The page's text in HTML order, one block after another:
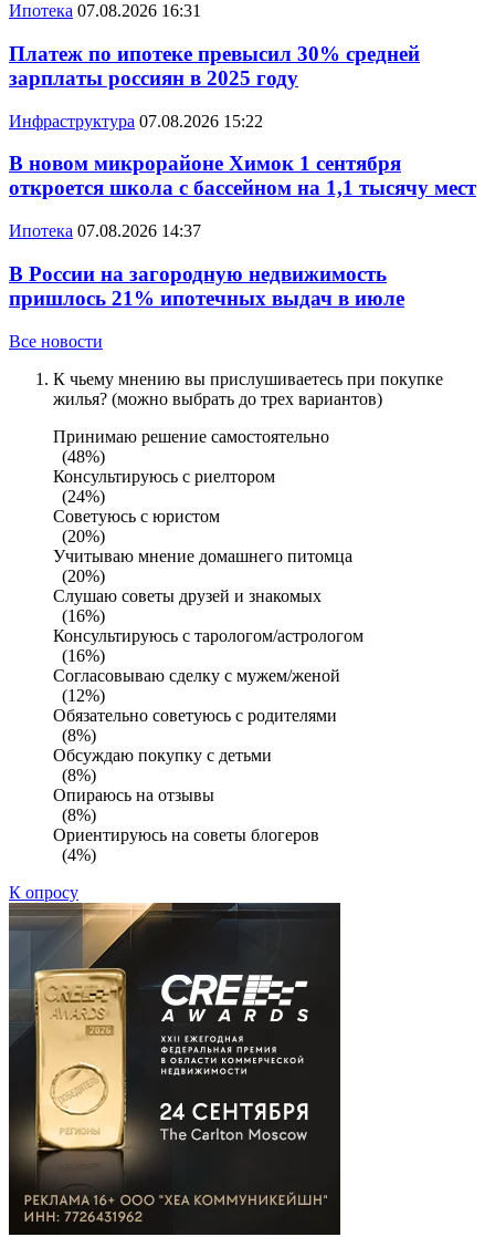
Ипотека 07.08.2026 16:31
Платеж по ипотеке превысил 30% средней
зарплаты россиян в 2025 году
Инфраструктура 07.08.2026 15:22
В новом микрорайоне Химок 1 сентября
откроется школа с бассейном на 1,1 тысячу мест
Ипотека 07.08.2026 14:37
В России на загородную недвижимость
пришлось 21% ипотечных выдач в июле
Все новости
К чьему мнению вы прислушиваетесь при покупке
жилья? (можно выбрать до трех вариантов)
Принимаю решение самостоятельно
(48%)
Консультируюсь с риелтором
(24%)
Советуюсь с юристом
(20%)
Учитываю мнение домашнего питомца
(20%)
Слушаю советы друзей и знакомых
(16%)
Консультируюсь с тарологом/астрологом
(16%)
Согласовываю сделку с мужем/женой
(12%)
Обязательно советуюсь с родителями
(8%)
Обсуждаю покупку с детьми
(8%)
Опираюсь на отзывы
(8%)
Ориентируюсь на советы блогеров
(4%)
К опросу